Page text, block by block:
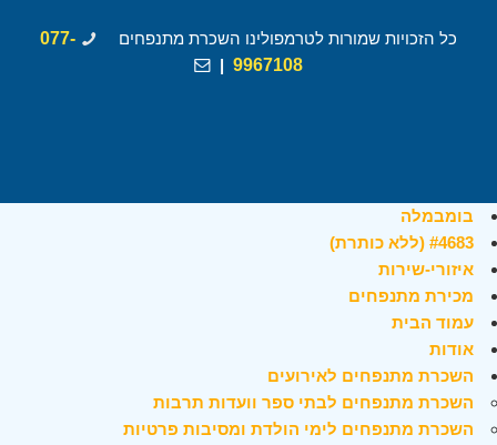
כל הזכויות שמורות לטרמפולינו השכרת מתנפחים
077-
9967108
|
בומבמלה
#4683 (ללא כותרת)
איזורי-שירות
מכירת מתנפחים
עמוד הבית
אודות
השכרת מתנפחים לאירועים
השכרת מתנפחים לבתי ספר וועדות תרבות
השכרת מתנפחים לימי הולדת ומסיבות פרטיות